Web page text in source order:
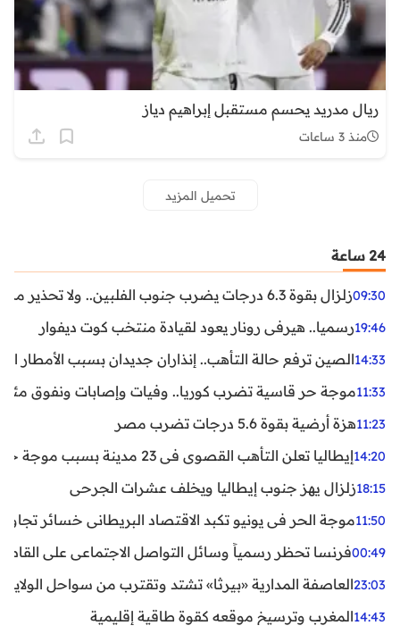
ريال مدريد يحسم مستقبل إبراهيم دياز
منذ 3 ساعات
تحميل المزيد
24 ساعة
09:30زلزال بقوة 6.3 درجات يضرب جنوب الفلبين.. ولا تحذير من تسونامي حتى الآن
19:46رسميا.. هيرفي رونار يعود لقيادة منتخب كوت ديفوار
14:33الصين ترفع حالة التأهب.. إنذاران جديدان بسبب الأمطار
11:33موجة حر قاسية تضرب كوريا.. وفيات وإصابات ونفوق مئات
11:23هزة أرضية بقوة 5.6 درجات تضرب مصر
14:20إيطاليا تعلن التأهب القصوى في 23 مدينة بسبب موجة حر شديدة
18:15زلزال يهز جنوب إيطاليا ويخلف عشرات الجرحى
11:50موجة الحر في يونيو تكبد الاقتصاد البريطاني خسائر تجاوزت 1.5 مليار
00:49فرنسا تحظر رسمياً وسائل التواصل الاجتماعي على القاصرين
23:03العاصفة المدارية «بيرثا» تشتد وتقترب من سواحل
14:43المغرب وترسيخ موقعه كقوة طاقية إقليمية